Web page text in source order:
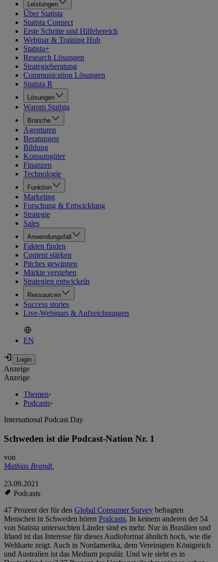
Leistungen
Über Statista
Statista Connect
Erste Schritte und Hilfebereich
Webinar & Training Hub
Statista+
Research Lösungen
Strategieberatung
Communication Lösungen
Statista R
Lösungen
Warum Statista
Branche
Agenturen
Beratungen
Bildung
Konsumgüter
Finanzen
Technologie
Funktion
Marketing
Forschung & Entwicklung
Strategie
Sales
Anwendungsfall
Fakten finden
Content stärken
Pitches gewinnen
Märkte verstehen
Strategien entwickeln
Ressourcen
Success stories
Live-Webinars & Aufzeichnungen
EN
Anzeige
Anzeige
Themen›
Podcasts›
International Podcast Day
Schweden ist die Podcast-Nation Nr. 1
von
Mathias Brandt,
23.09.2021
Podcasts
47 Prozent der für den Global Consumer Survey befragten
Menschen in Schweden hören Podcasts. In keinem anderen der 54
von Statista untersuchten Länder sind es mehr. Nur in Brasilien und
Irland ist das Interesse für dieses Audioformat ähnlich hoch, wie die
Weltkarte zeigt. Auch in Nordamerika, dem Vereinigten Königreich
und Australien ist das Medium populär. Und wie sieht es in